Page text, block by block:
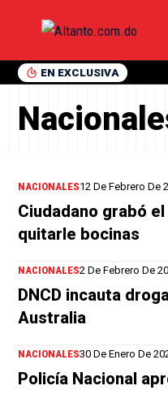
EN EXCLUSIVA
NACIONALES12 De Febrero De
Ciudadano grabó
quitarle bocinas
NACIONALES2 De Febrero De
DNCD incauta
Australia
NACIONALES30 De Enero De
Policía Nacional